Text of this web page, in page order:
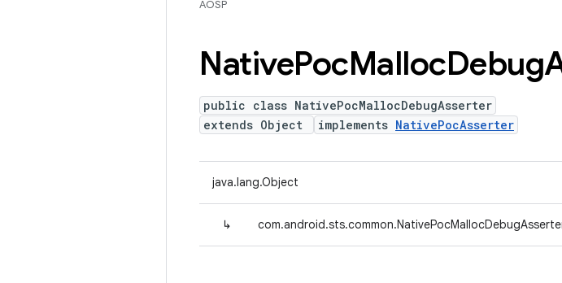
AOSP
NativePocMallocDebug
public class NativePocMallocDebugAsserter
extends Object
implements NativePocAsserter
java.lang.Object
↳